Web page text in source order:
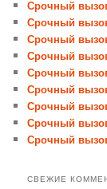
Срочный
Срочный
Срочный
Срочный
Срочный
Срочный
Срочный
Срочный
Срочный
СВЕЖИЕ